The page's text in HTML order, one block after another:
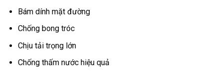
Bám dính mặt đường
Chống bong tróc
Chịu tải trọng lớn
Chống thấm nước hiệu quả